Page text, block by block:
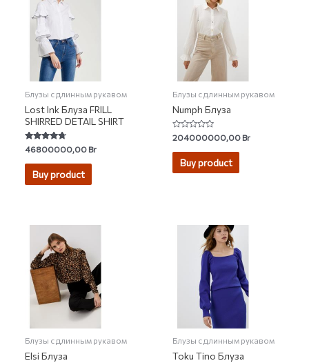
Блузы с длинным рукавом
Lost Ink Блуза FRILL
SHIRRED DETAIL SHIRT
Rated
4.46
out of 5
46800000,00Br
Buy product
Блузы с длинным рукавом
Numph Блуза
Rated
0
out
204000000,00Br
Buy product
Блузы с длинным рукавом
Elsi Блуза
Блузы с длинным рукавом
Toku Tino Блуза